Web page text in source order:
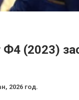
(2023)
2026 год.